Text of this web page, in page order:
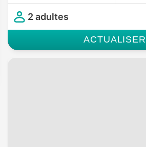
2 adultes
ACTUALISER